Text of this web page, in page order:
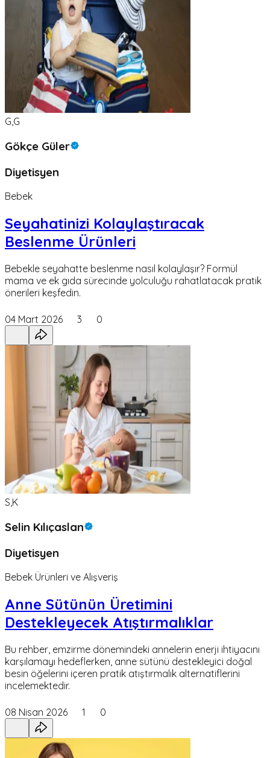
G,G
Gökçe Güler
Diyetisyen
Bebek
Seyahatinizi Kolaylaştıracak
Beslenme Ürünleri
Bebekle seyahatte beslenme nasıl kolaylaşır? Formül
mama ve ek gıda sürecinde yolculuğu rahatlatacak pratik
önerileri keşfedin.
04 Mart 2026 3 0
S,K
Selin Kılıçaslan
Diyetisyen
Bebek Ürünleri ve Alışveriş
Anne Sütünün Üretimini
Destekleyecek Atıştırmalıklar
Bu rehber, emzirme dönemindeki annelerin enerji ihtiyacını
karşılamayı hedeflerken, anne sütünü destekleyici doğal
besin öğelerini içeren pratik atıştırmalık alternatiflerini
incelemektedir.
08 Nisan 2026 1 0